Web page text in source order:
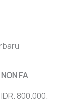
NON FA
IDR. 800.000.